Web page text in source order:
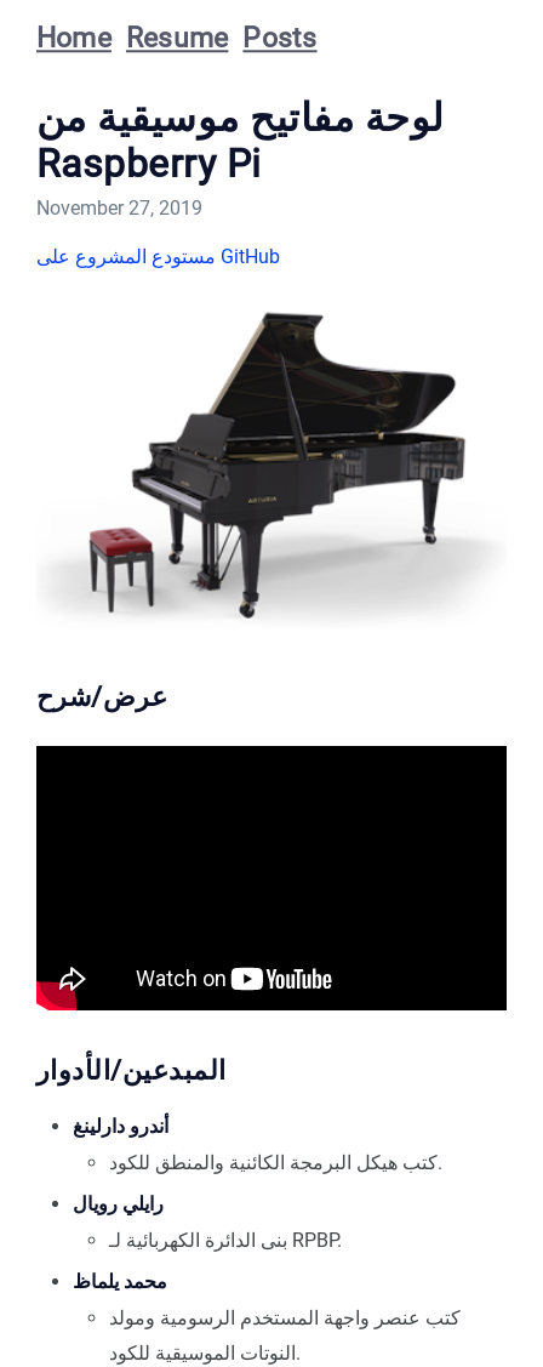
Home Resume Posts
لوحة مفاتيح موسيقية من
Raspberry Pi
November 27, 2019
مستودع المشروع على GitHub
عرض/شرح
المبدعين/الأدوار
أندرو دارلينغ
كتب هيكل البرمجة الكائنية والمنطق للكود.
رايلي رويال
بنى الدائرة الكهربائية لـ RPBP.
محمد يلماظ
كتب عنصر واجهة المستخدم الرسومية ومولد
النوتات الموسيقية للكود.